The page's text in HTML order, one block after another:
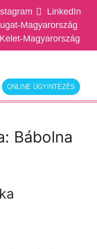
LinkedIn
Magyarország
Magyarország
ONLINE ÜGYINTÉZÉS
Bábolna